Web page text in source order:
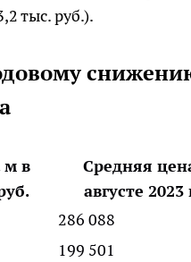
тыс. руб.).
м в
Средняя
августе 2023
286 088
199 501